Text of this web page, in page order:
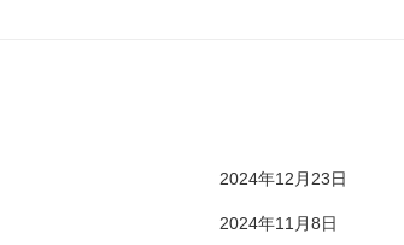
2024年12月23日
2024年11月8日